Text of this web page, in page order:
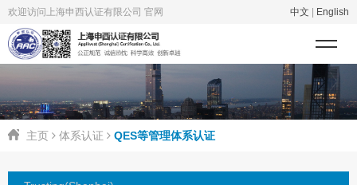
欢迎访问上海申西认证有限公司 官网 中文 English
主页 体系认证 QES等管理体系认证